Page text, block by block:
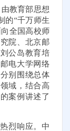
由教育部思想
的“千万师生
全国高校师
院、北京邮
公岛教育培
电大学网络
别围绕总体
域，结合高
案例讲述了
烈响应。中